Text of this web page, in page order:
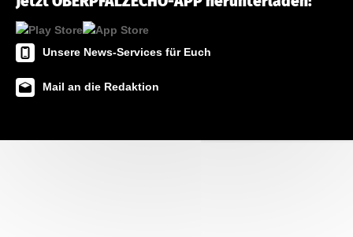
Unsere News-Services für Euch
Mail an die Redaktion